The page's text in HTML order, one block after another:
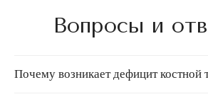
Вопросы и
Почему возникает дефицит костной